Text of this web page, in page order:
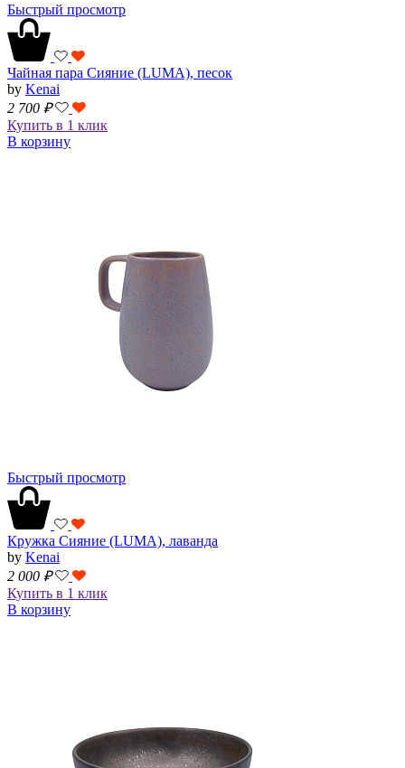
Быстрый просмотр
Чайная пара Сияние (LUMA), песок
by Kenai
2 700 ₽
Купить в 1 клик
В корзину
Быстрый просмотр
Кружка Сияние (LUMA), лаванда
by Kenai
2 000 ₽
Купить в 1 клик
В корзину